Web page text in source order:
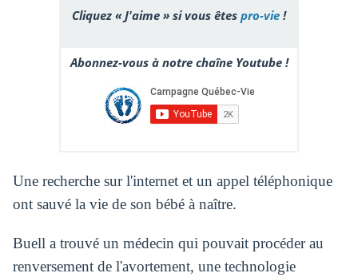
Cliquez « J'aime » si vous êtes pro-vie !
Abonnez-vous à notre chaîne Youtube !
Une recherche sur l'internet et un appel téléphonique
ont sauvé la vie de son bébé à naître.
Buell a trouvé un médecin qui pouvait procéder au
renversement de l'avortement, une technologie